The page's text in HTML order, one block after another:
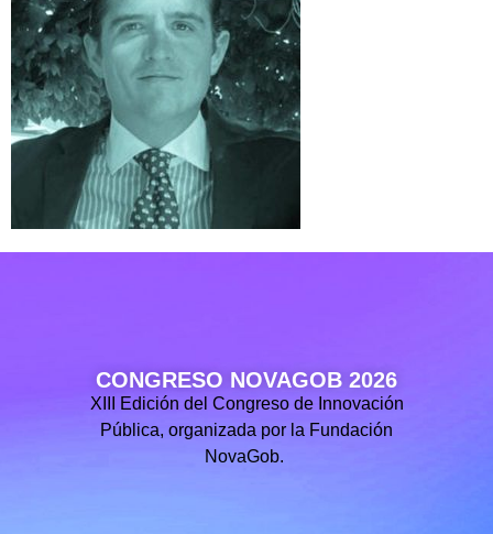
CONGRESO NOVAGOB 2026
XIII Edición del Congreso de Innovación
Pública, organizada por la Fundación
NovaGob.